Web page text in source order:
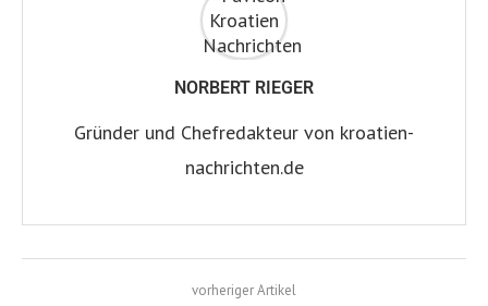
NORBERT RIEGER
Gründer und Chefredakteur von kroatien-
nachrichten.de
vorheriger Artikel